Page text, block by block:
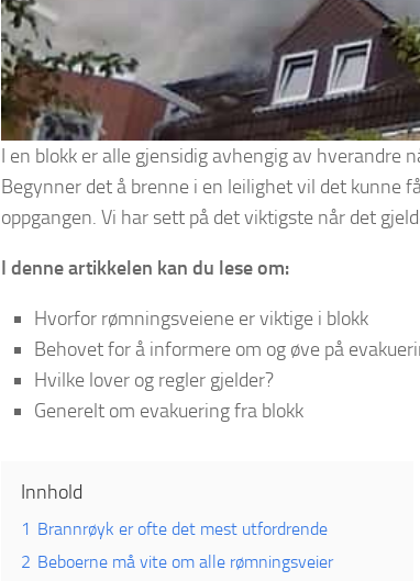
I en blokk er alle gjensidig avhengig av hverandre
Begynner det å brenne i en leilighet vil det kunne
oppgangen. Vi har sett på det viktigste når det
I denne artikkelen kan du lese om:
Hvorfor rømningsveiene er viktige i blokk
Behovet for å informere om og øve på
Hvilke lover og regler gjelder?
Generelt om evakuering fra blokk
Innhold
1 Brannrøyk er ofte det mest utfordrende
2 Beboerne må vite om alle rømningsveier